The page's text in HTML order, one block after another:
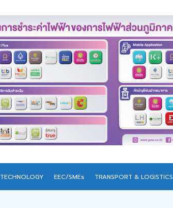
TECHNOLOGY EEC/SMEs TRANSPORT & LOGISTICS